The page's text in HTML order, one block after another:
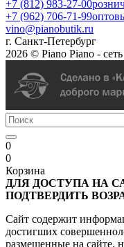
+7 (812) 983-27-00
+7 (962) 706-71-99
vino@pianobutik.ru
г. Санкт-Петербург
2026 © Piano Piano -
0
0
Корзина
ДЛЯ ДОСТУПА НА
ПОДТВЕРДИТЬ
Сайт содержит
достигших
размещенные на сайте,